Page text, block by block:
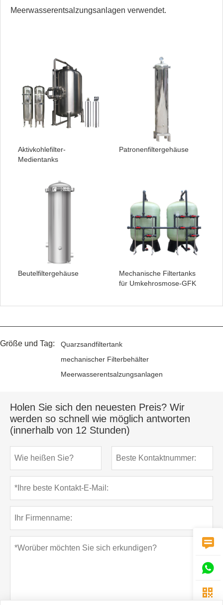
Meerwasserentsalzungsanlagen verwendet.
Aktivkohlefilter-
Medientanks
Patronenfiltergehäuse
Beutelfiltergehäuse
Mechanische Filtertanks
für Umkehrosmose-GFK
Größe und Tag:
Quarzsandfiltertank
mechanischer Filterbehälter
Meerwasserentsalzungsanlagen
Holen Sie sich den neuesten Preis? Wir
werden so schnell wie möglich antworten
(innerhalb von 12 Stunden)


